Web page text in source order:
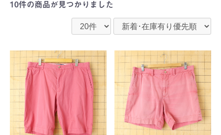
10件の商品が見つかりました